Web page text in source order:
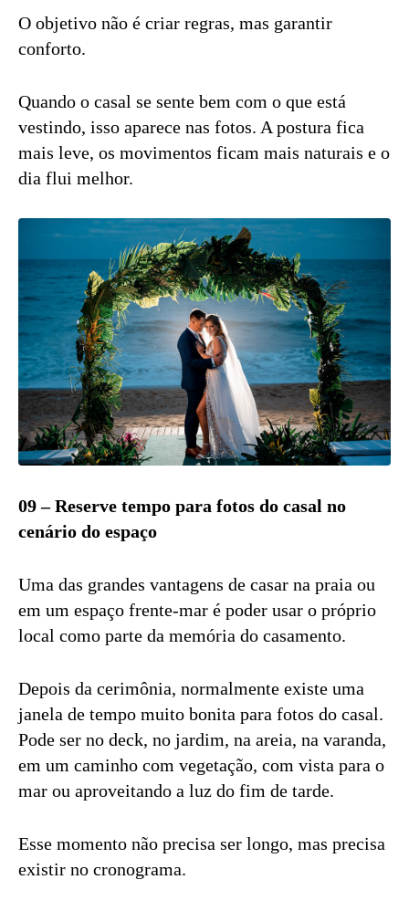
O objetivo não é criar regras, mas garantir
conforto.
Quando o casal se sente bem com o que está
vestindo, isso aparece nas fotos. A postura fica
mais leve, os movimentos ficam mais naturais e o
dia flui melhor.
09 – Reserve tempo para fotos do casal no
cenário do espaço
Uma das grandes vantagens de casar na praia ou
em um espaço frente-mar é poder usar o próprio
local como parte da memória do casamento.
Depois da cerimônia, normalmente existe uma
janela de tempo muito bonita para fotos do casal.
Pode ser no deck, no jardim, na areia, na varanda,
em um caminho com vegetação, com vista para o
mar ou aproveitando a luz do fim de tarde.
Esse momento não precisa ser longo, mas precisa
existir no cronograma.